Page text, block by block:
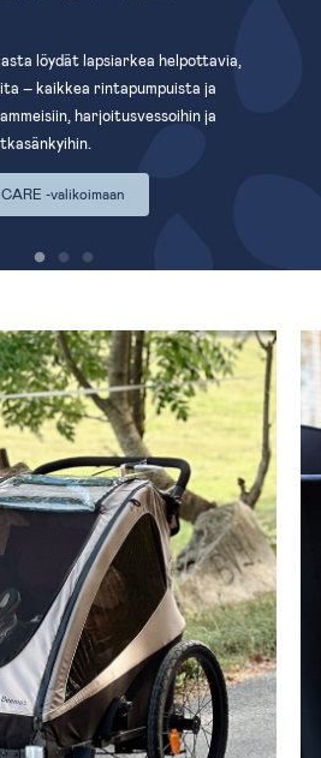
löydät lapsiarkea helpottavia,
– kaikkea rintapumpuista ja
harjoitusvessoihin ja
-valikoimaan